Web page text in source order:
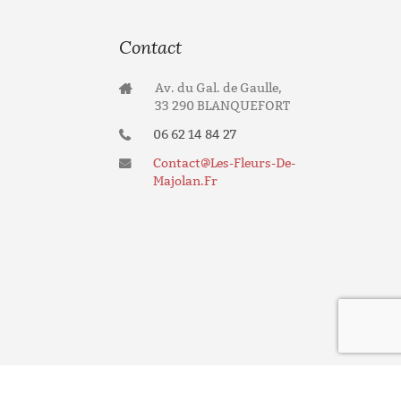
Contact
Av. du Gal. de Gaulle,
33 290 BLANQUEFORT
06 62 14 84 27
Contact@les-Fleurs-De-
Majolan.fr